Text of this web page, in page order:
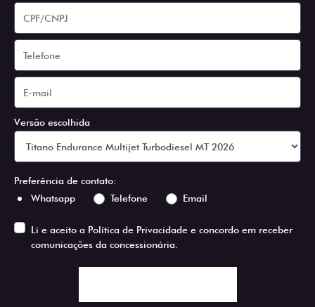
Versão escolhida
Preferência de contato:
Whatsapp
Telefone Email
Li e aceito a Política de Privacidade e concordo em receber
comunicações da concessionária.